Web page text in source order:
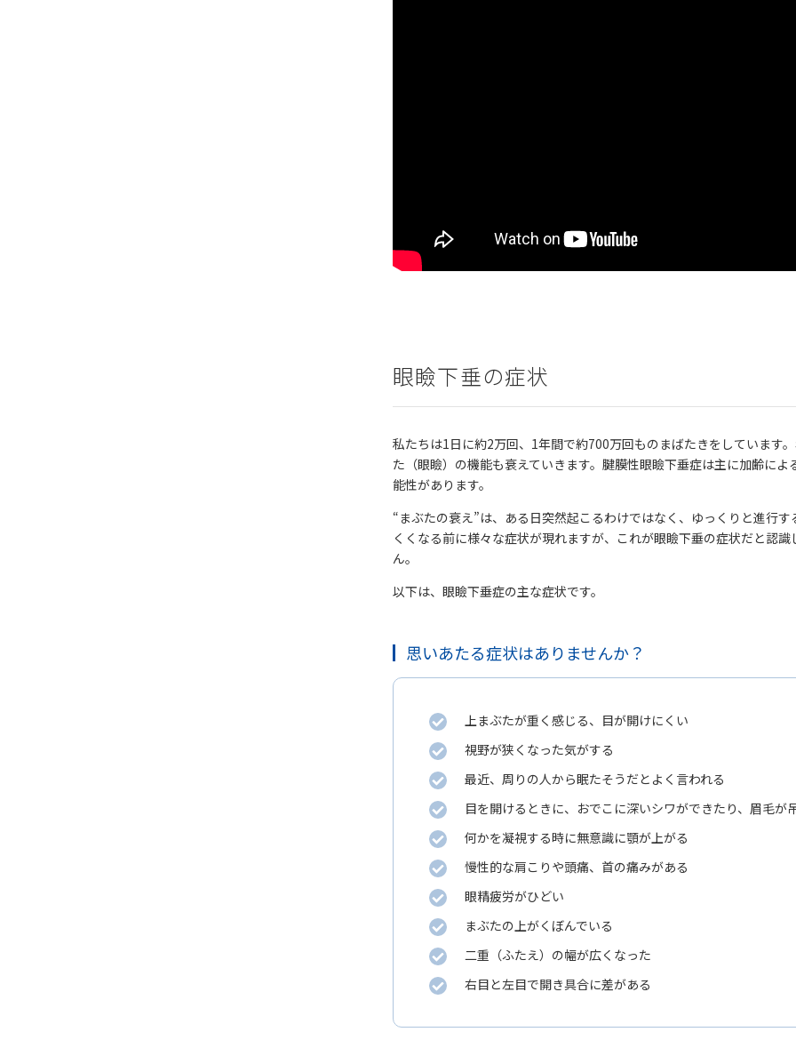
眼瞼下垂の症状
私たちは1日に約2万回、1年間で約700万回ものまばたきをしています
た（眼瞼）の機能も衰えていきます。腱膜性眼瞼下垂症は主に加齢に
能性があります。
“まぶたの衰え”は、ある日突然起こるわけではなく、ゆっくりと進行
くくなる前に様々な症状が現れますが、これが眼瞼下垂の症状だと認
ん。
以下は、眼瞼下垂症の主な症状です。
思いあたる症状はありませんか？
上まぶたが重く感じる、目が開けにくい
視野が狭くなった気がする
最近、周りの人から眠たそうだとよく言われる
目を開けるときに、おでこに深いシワができたり、眉毛が
何かを凝視する時に無意識に顎が上がる
慢性的な肩こりや頭痛、首の痛みがある
眼精疲労がひどい
まぶたの上がくぼんでいる
二重（ふたえ）の幅が広くなった
右目と左目で開き具合に差がある